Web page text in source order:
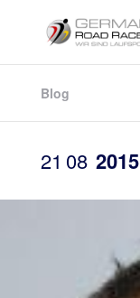
Blog
21 08 2015